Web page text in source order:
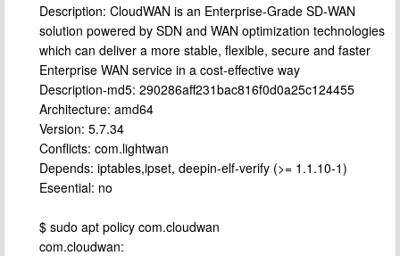
Description: CloudWAN is an Enterprise-Grade SD-WAN
solution powered by SDN and WAN optimization technologies
which can deliver a more stable, flexible, secure and faster
Enterprise WAN service in a cost-effective way
Description-md5: 290286aff231bac816f0d0a25c124455
Architecture: amd64
Version: 5.7.34
Conflicts: com.lightwan
Depends: iptables,ipset, deepin-elf-verify (>= 1.1.10-1)
Eseential: no
$ sudo apt policy com.cloudwan
com.cloudwan: